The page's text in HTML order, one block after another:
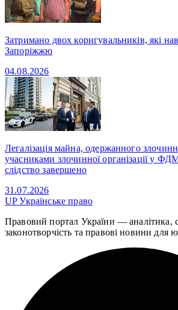
Затримано двох коригувальників, які
Запоріжжю
04.08.2026
Легалізація майна, одержанного
учасниками злочинної організації у
слідство завершено
31.07.2026
UPУкраїнське право
Правовий портал України — аналітика,
законотворчість та правові новини для